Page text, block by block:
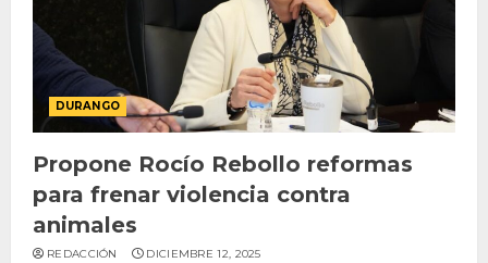
DURANGO
Propone Rocío Rebollo reformas
para frenar violencia contra
animales
REDACCIÓN DICIEMBRE 12, 2025